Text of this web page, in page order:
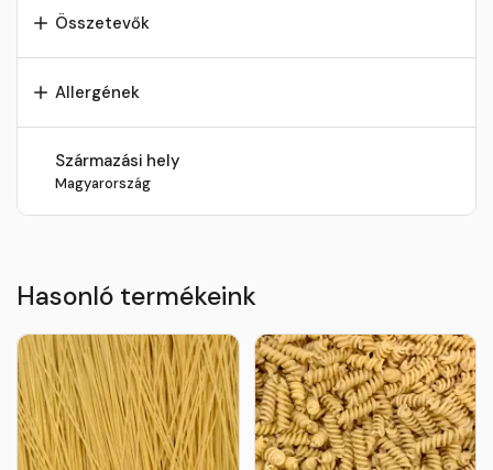
Összetevők
Allergének
Származási hely
Magyarország
Hasonló termékeink